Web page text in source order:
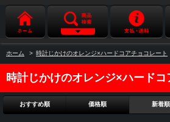
ホーム > 時計じかけのオレンジ×ハードコアチョコレート
時計じかけのオレンジ×ハードコ
おすすめ順 価格順 新着順